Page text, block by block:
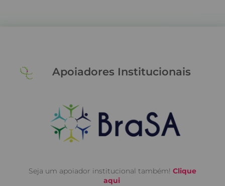
Apoiadores Institucionais
Seja um apoiador institucional também! Clique
aqui